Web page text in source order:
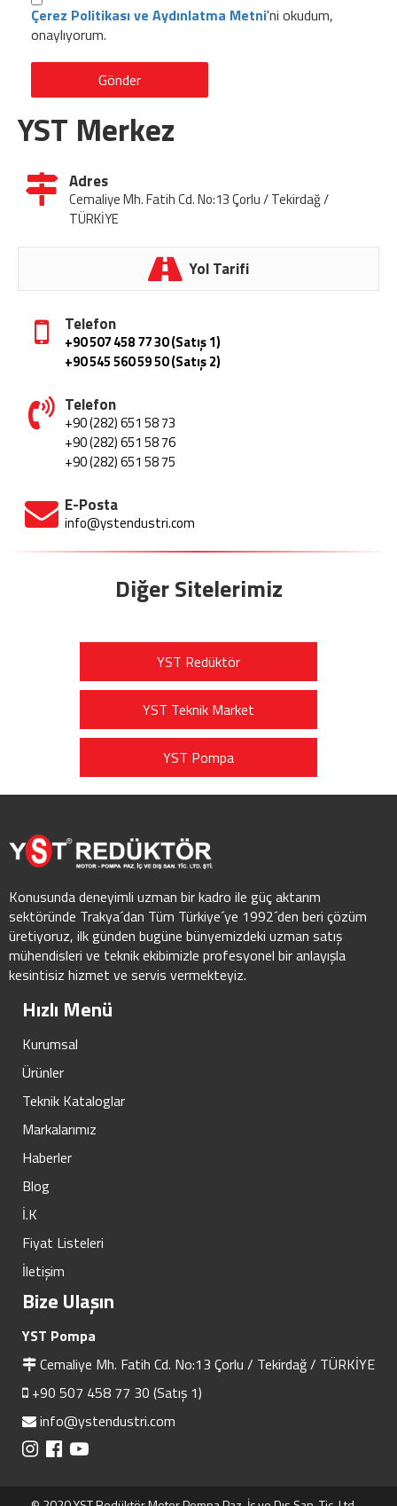
Çerez Politikası ve Aydınlatma Metni'ni okudum,
onaylıyorum.
Gönder
YST Merkez
Adres
Cemaliye Mh. Fatih Cd. No:13 Çorlu / Tekirdağ /
TÜRKİYE
Yol Tarifi
Telefon
+90 507 458 77 30 (Satış 1)
+90 545 560 59 50 (Satış 2)
Telefon
+90 (282) 651 58 73
+90 (282) 651 58 76
+90 (282) 651 58 75
E-Posta
info@ystendustri.com
Diğer Sitelerimiz
YST Redüktör
YST Teknik Market
YST Pompa
Konusunda deneyimli uzman bir kadro ile güç aktarım
sektöründe Trakya´dan Tüm Türkiye´ye 1992´den beri çözüm
üretiyoruz, ilk günden bugüne bünyemizdeki uzman satış
mühendisleri ve teknik ekibimizle profesyonel bir anlayışla
kesintisiz hizmet ve servis vermekteyiz.
Hızlı Menü
Kurumsal
Ürünler
Teknik Kataloglar
Markalarımız
Haberler
Blog
İ.K
Fiyat Listeleri
İletişim
Bize Ulaşın
YST Pompa
Cemaliye Mh. Fatih Cd. No:13 Çorlu / Tekirdağ / TÜRKİYE
+90 507 458 77 30 (Satış 1)
info@ystendustri.com